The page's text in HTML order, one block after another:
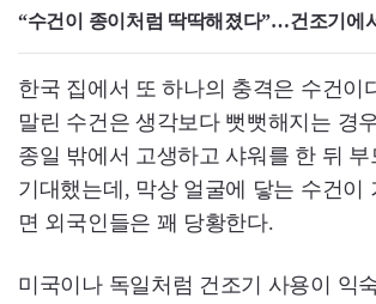
“수건이 종이처럼 딱딱해졌다”…건조기에
한국 집에서 또 하나의 충격은 수건이
말린 수건은 생각보다 뻣뻣해지는 경
종일 밖에서 고생하고 샤워를 한 뒤
기대했는데, 막상 얼굴에 닿는 수건이
면 외국인들은 꽤 당황한다.
미국이나 독일처럼 건조기 사용이 익